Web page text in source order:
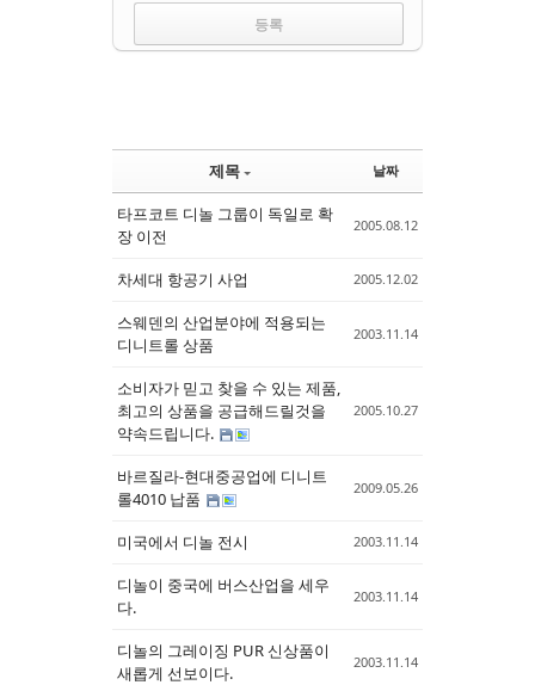
제목 날짜
타프코트 디놀 그룹이 독일로 확
장 이전
2005.08.12
차세대 항공기 사업 2005.12.02
스웨덴의 산업분야에 적용되는
디니트롤 상품
2003.11.14
소비자가 믿고 찾을 수 있는 제품,
최고의 상품을 공급해드릴것을
약속드립니다.
2005.10.27
바르질라-현대중공업에 디니트
롤4010 납품
2009.05.26
미국에서 디놀 전시 2003.11.14
디놀이 중국에 버스산업을 세우
다.
2003.11.14
디놀의 그레이징 PUR 신상품이
새롭게 선보이다.
2003.11.14